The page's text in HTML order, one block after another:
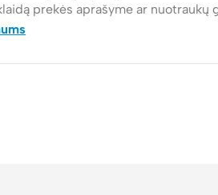
prekės aprašyme ar nuotraukų